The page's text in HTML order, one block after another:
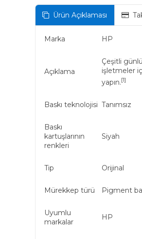
Ürün Açıklaması
Marka HP
Açıklama
Çeşitli
işletmeler
yapın.[1]
Baskı teknolojisi Tanımsız
Baskı
kartuşlarının
renkleri
Siyah
Tip Orijinal
Mürekkep türü Pigment
Uyumlu
markalar
HP